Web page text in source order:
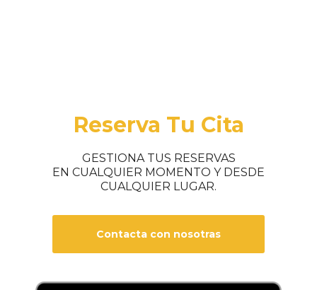
Reserva Tu Cita
GESTIONA TUS RESERVAS
EN CUALQUIER MOMENTO Y DESDE
CUALQUIER LUGAR.
Contacta con nosotras